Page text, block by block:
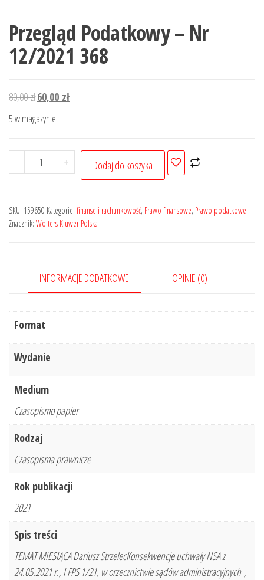
Przegląd Podatkowy – Nr
12/2021 368
80,00złPierwotna
cena
wynosiła:
60,00 złAktualna
5 w magazynie
-
ilość
Przegląd
-
Nr
+ Dodaj do koszyka
SKU: 159650 Kategorie: finanse i rachunkowość, Prawo finansowe, Prawo podatkowe
Znacznik: Wolters Kluwer Polska
INFORMACJE DODATKOWE OPINIE (0)
Format
Wydanie
Medium
Czasopismo papier
Rodzaj
Czasopisma prawnicze
Rok publikacji
2021
Spis treści
TEMAT MIESIĄCA Dariusz StrzelecKonsekwencje uchwały NSA z
24.05.2021 r., I FPS 1/21, w orzecznictwie sądów administracyjnych ,